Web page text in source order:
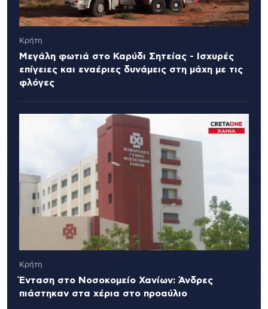
Κρήτη
Μεγάλη φωτιά στο Καρύδι Σητείας - Ισχυρές
επίγειες και εναέριες δυνάμεις στη μάχη με τις
φλόγες
Κρήτη
Ένταση στο Νοσοκομείο Χανίων: Άνδρες
πιάστηκαν στα χέρια στο προαύλιο